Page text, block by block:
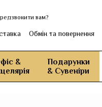
вам?
Обмін та повернення
&
Подарунки
& Сувеніри